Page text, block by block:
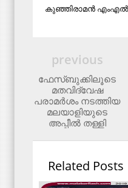
കുഞ്ഞിരാമന്‍
previous
ഫേസ്ബുക്കിലൂടെ
മതവിദ്വേഷ
പരാമര്‍ശം നടത്തിയ
മലയാളിയുടെ
അപ്പീല്‍ തള്ളി
Related Posts